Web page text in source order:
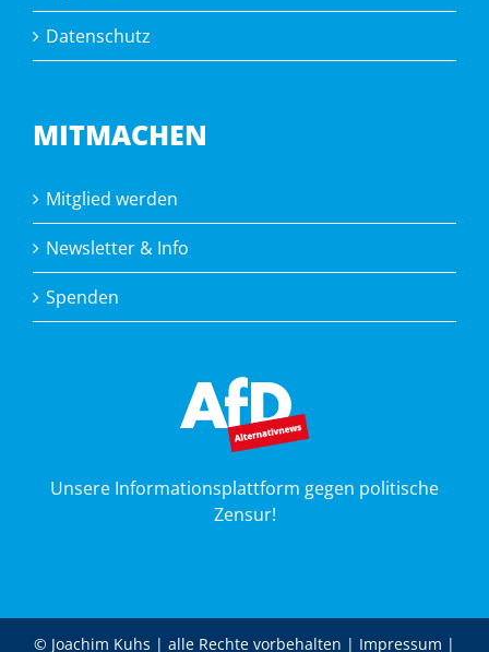
Datenschutz
MITMACHEN
Mitglied werden
Newsletter & Info
Spenden
Unsere Informationsplattform gegen politische
Zensur!
© Joachim Kuhs | alle Rechte vorbehalten | Impressum |